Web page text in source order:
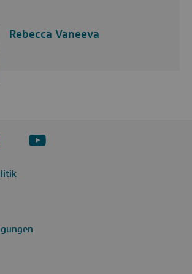
Rebecca Vaneeva
LinkedIn
YouTube